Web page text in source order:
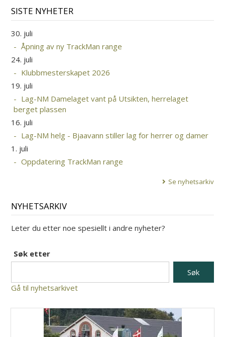
SISTE NYHETER
30. juli
Åpning av ny TrackMan range
24. juli
Klubbmesterskapet 2026
19. juli
Lag-NM Damelaget vant på Utsikten, herrelaget
berget plassen
16. juli
Lag-NM helg - Bjaavann stiller lag for herrer og damer
1. juli
Oppdatering TrackMan range
Se nyhetsarkiv
NYHETSARKIV
Leter du etter noe spesiellt i andre nyheter?
Søk etter
Gå til nyhetsarkivet